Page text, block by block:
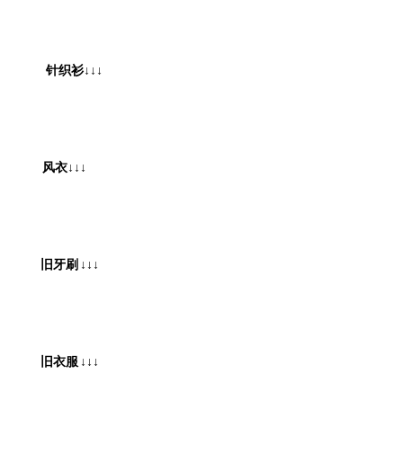
针织衫↓↓↓
风衣↓↓↓
旧牙刷 ↓↓↓
旧衣服 ↓↓↓